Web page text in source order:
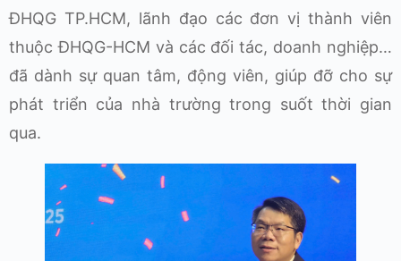
ĐHQG TP.HCM, lãnh đạo các đơn vị thành viên
thuộc ĐHQG-HCM và các đối tác, doanh nghiệp…
đã dành sự quan tâm, động viên, giúp đỡ cho sự
phát triển của nhà trường trong suốt thời gian
qua.